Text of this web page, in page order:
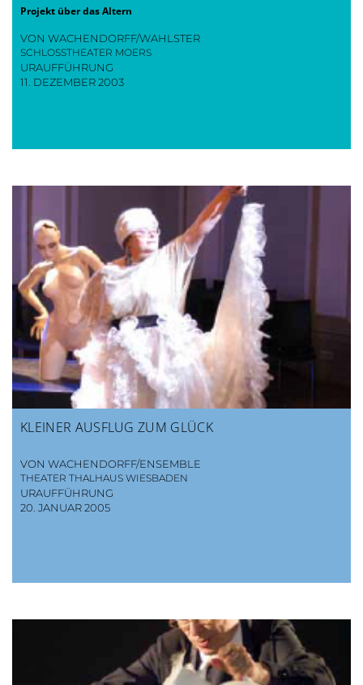
Projekt über das Altern
VON WACHENDORFF/WAHLSTER
SCHLOSSTHEATER MOERS
URAUFFÜHRUNG
11. DEZEMBER 2003
KLEINER AUSFLUG ZUM GLÜCK
VON WACHENDORFF/ENSEMBLE
THEATER THALHAUS WIESBADEN
URAUFFÜHRUNG
20. JANUAR 2005